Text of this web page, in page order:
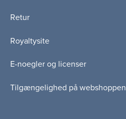
Retur
Royaltysite
E-noegler og licenser
Tilgængelighed på webshoppen